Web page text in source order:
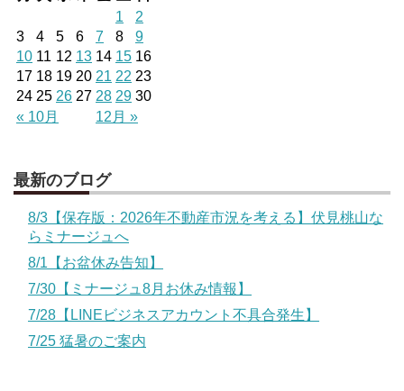
« 10月 12月 »
1
2
3
4 5 6 7 8
9
10 11 12 13 14 15 16
17 18 19 20 21 22 23
24 25 26 27 28 29 30
最新のブログ
8/3【保存版：2026年不動産市況を考える】伏見桃山な
らミナージュへ
8/1【お盆休み告知】
7/30【ミナージュ8月お休み情報】
7/28【LINEビジネスアカウント不具合発生】
7/25 猛暑のご案内